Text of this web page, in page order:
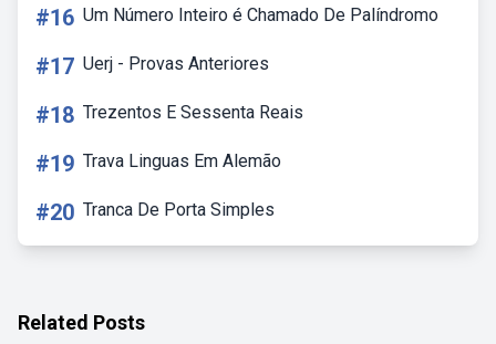
#16 Um Número Inteiro é Chamado De Palíndromo
#17 Uerj - Provas Anteriores
#18 Trezentos E Sessenta Reais
#19 Trava Linguas Em Alemão
#20 Tranca De Porta Simples
Related Posts